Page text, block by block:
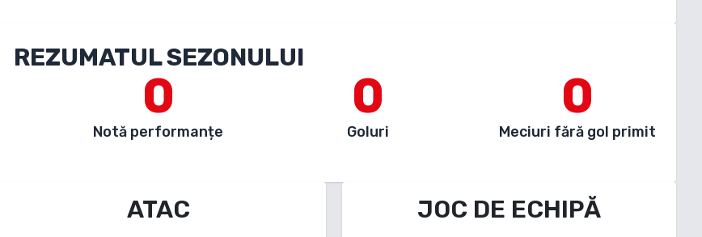
REZUMATUL SEZONULUI
0
Notă performanțe
0
Goluri
0
Meciuri fără gol primit
ATAC JOC DE ECHIPĂ